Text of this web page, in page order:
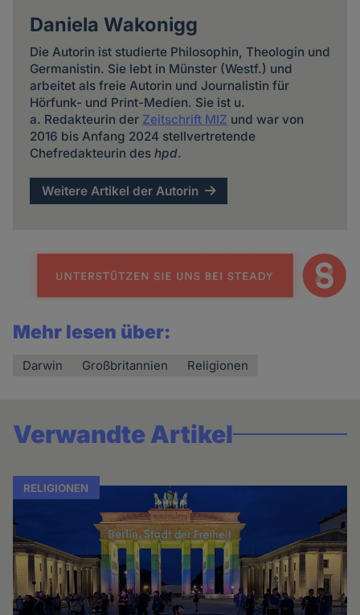
Daniela Wakonigg
Die Autorin ist studierte Philosophin, Theologin und
Germanistin. Sie lebt in Münster (Westf.) und
arbeitet als freie Autorin und Journalistin für
Hörfunk- und Print-Medien. Sie ist u.
a. Redakteurin der Zeitschrift MIZ und war von
2016 bis Anfang 2024 stellvertretende
Chefredakteurin des hpd.
Weitere Artikel der Autorin
Mehr lesen über:
Darwin Großbritannien Religionen
Verwandte Artikel
RELIGIONEN